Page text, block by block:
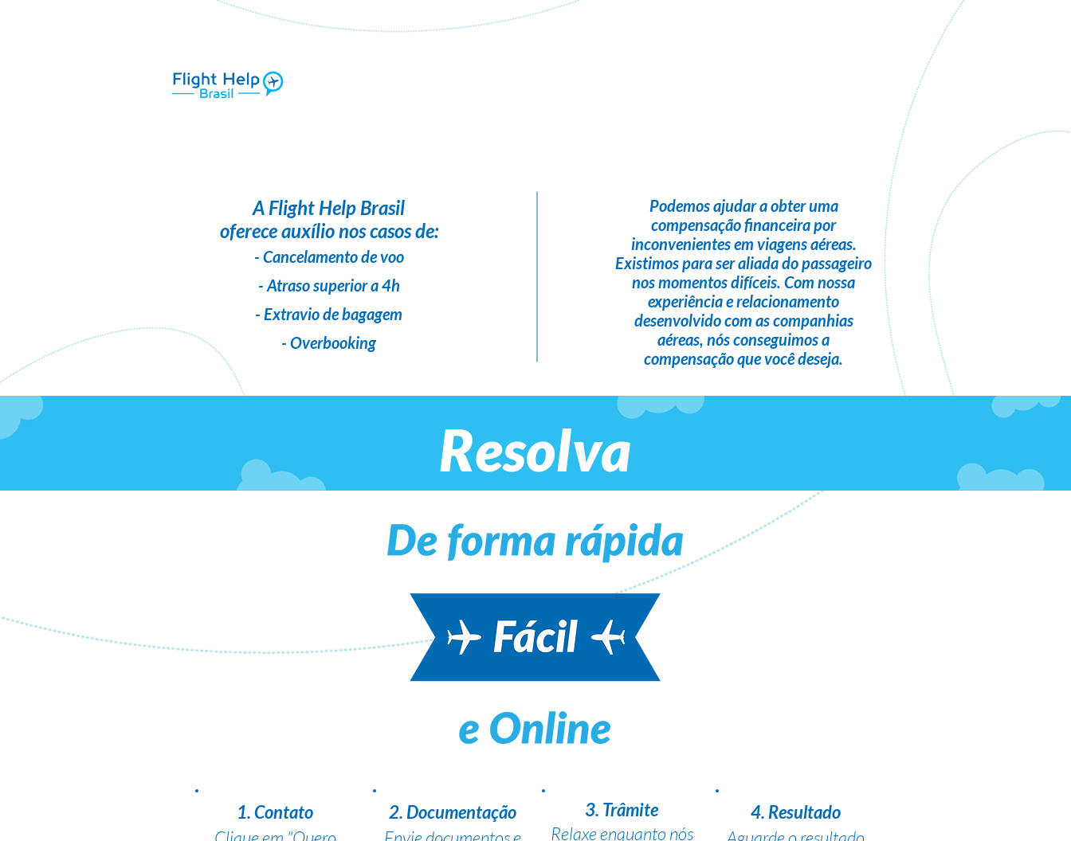
A Flight Help Brasil
oferece auxílio nos casos de:
- Cancelamento de voo
- Atraso superior a 4h
- Extravio de bagagem
- Overbooking
Podemos ajudar a obter uma
compensação financeirapor
inconvenientes em viagens aéreas.
Existimos para seraliada do passageiro
nos momentos difíceis. Com nossa
experiência e relacionamento
desenvolvido com as companhias
aéreas, nós conseguimos a
compensação que você deseja.
Resolva
1. Contato
2. Documentação
3. Trâmite
Relaxe enquanto nós
4. Resultado